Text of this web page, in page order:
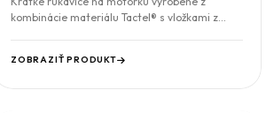
kombinácie materiálu Tactel® s vložkami z…
ZOBRAZIŤ PRODUKT